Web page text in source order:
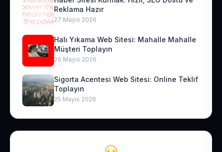
Reklama Hazır
27 Mayıs 2026
Halı Yıkama Web Sitesi: Mahalle Mahalle
Müşteri Toplayın
26 Mayıs 2026
Sigorta Acentesi Web Sitesi: Online Teklif
Toplayın
25 Mayıs 2026